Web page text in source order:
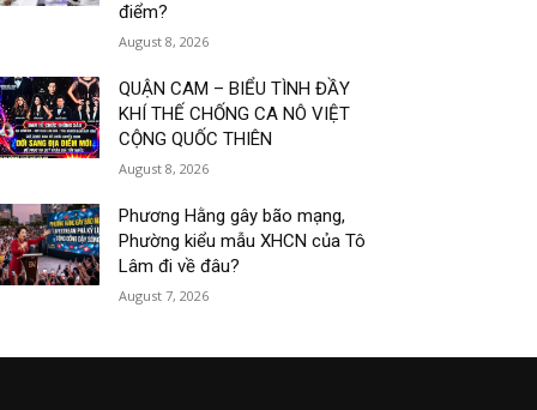
điểm?
August 8, 2026
QUẬN CAM – BIỂU TÌNH ĐẦY
KHÍ THẾ CHỐNG CA NÔ VIỆT
CỘNG QUỐC THIÊN
August 8, 2026
Phương Hằng gây bão mạng,
Phường kiểu mẫu XHCN của Tô
Lâm đi về đâu?
August 7, 2026